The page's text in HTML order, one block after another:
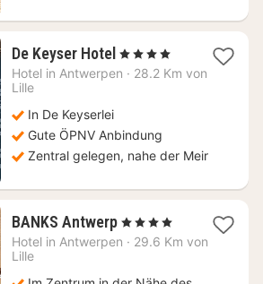
De Keyser Hotel 1
Nacht
, 4 Sterne
Hotel in Antwerpen · 28.2 Km von
Lille
In De Keyserlei
Gute ÖPNV Anbindung
Zentral gelegen, nahe der Meir
BANKS Antwerp1
Nacht
, 4 Sterne
Hotel in Antwerpen · 29.6 Km von
Lille